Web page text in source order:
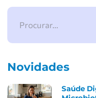
Novidades
Saúde